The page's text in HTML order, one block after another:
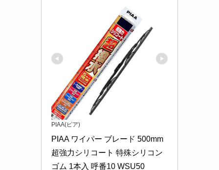
PIAA(ピア)
PIAA ワイパー ブレード 500mm
超強力シリコート 特殊シリコン
ゴム 1本入 呼番10 WSU50